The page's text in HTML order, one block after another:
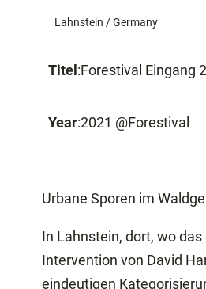
Lahnstein / Germany
Titel :Forestival Eingang
Year:2021 @Forestival
Urbane Sporen im
In Lahnstein, dort, wo
Intervention von David
eindeutigen